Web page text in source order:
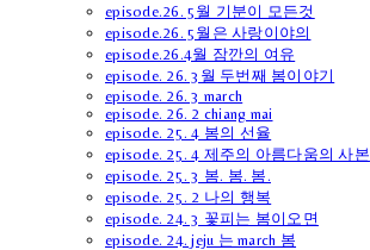
episode.26. 5월 기분이 모든것
episode.26. 5월은 사랑이야의
episode.26.4월 잠깐의 여유
episode. 26. 3월 두번째 봄이야기
episode. 26. 3 march
episode. 26. 2 chiang mai
episode. 25. 4 봄의 선율
episode. 25. 4 제주의 아름다움의 사본
episode. 25. 3 봄. 봄. 봄.
episode. 25. 2 나의 행복
episode. 24. 3 꽃피는 봄이오면
episode. 24. jeju 는 march 봄